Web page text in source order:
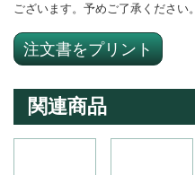
ございます。予めご了承ください。
注文書をプリント
関連商品